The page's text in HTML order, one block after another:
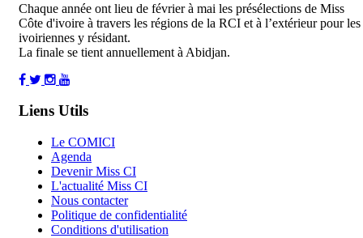
Chaque année ont lieu de février à mai les présélections de Miss
Côte d'ivoire à travers les régions de la RCI et à l’extérieur pour les
ivoiriennes y résidant.
La finale se tient annuellement à Abidjan.
Liens Utils
Le COMICI
Agenda
Devenir Miss CI
L'actualité Miss CI
Nous contacter
Politique de confidentialité
Conditions d'utilisation